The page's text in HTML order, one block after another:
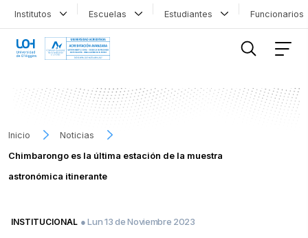
Institutos Escuelas Estudiantes
Inicio
Noticias
Chimbarongo es la última estación de la muestra
astronómica itinerante
INSTITUCIONAL ● Lun 13 de Noviembre 2023